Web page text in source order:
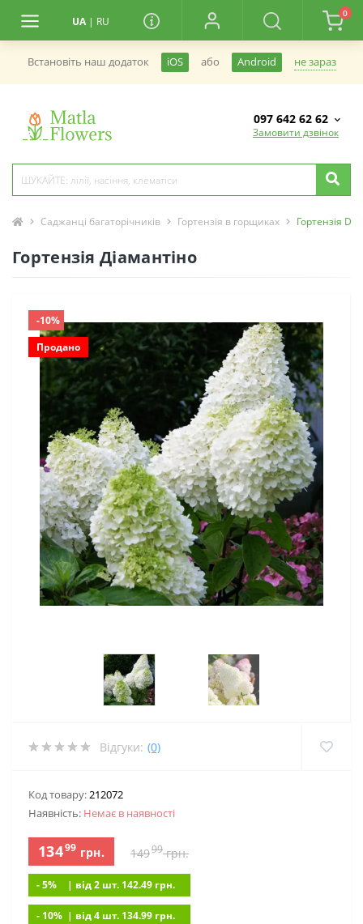
UA | RU
0
Встановiть наш додаток iOS або Android не зараз
097 642 62 62
Замовити дзвінок
Саджанці багаторічників Гортензія в горщиках Гортензія
Гортензія Діамантіно
-10%
Продано
Відгуки: (0)
Код товару:212072
Наявність: Немає в наявностi
13499 грн. 14999грн.
- 5% | вiд 2 шт. 142.49 грн.
- 10% | вiд 4 шт. 134.99 грн.